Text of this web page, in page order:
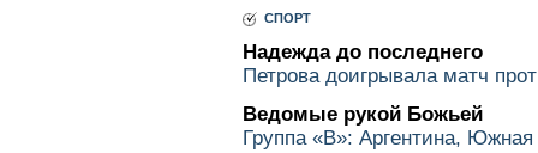
СПОРТ
Надежда до последнего
Петрова доигрывала матч
Ведомые рукой Божьей
Группа «В»: Аргентина,